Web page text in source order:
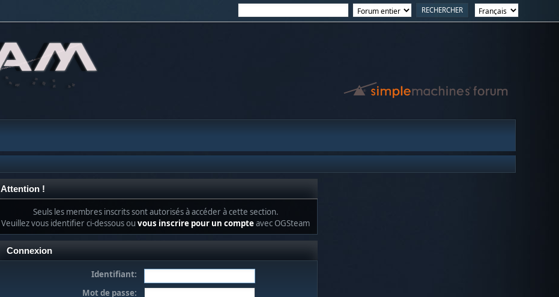
Attention !
Seuls les membres inscrits sont autorisés à accéder à cette section.
Veuillez vous identifier ci-dessous ou vous inscrire pour un compteavec OGSteam
Connexion
Identifiant:
Mot de passe: